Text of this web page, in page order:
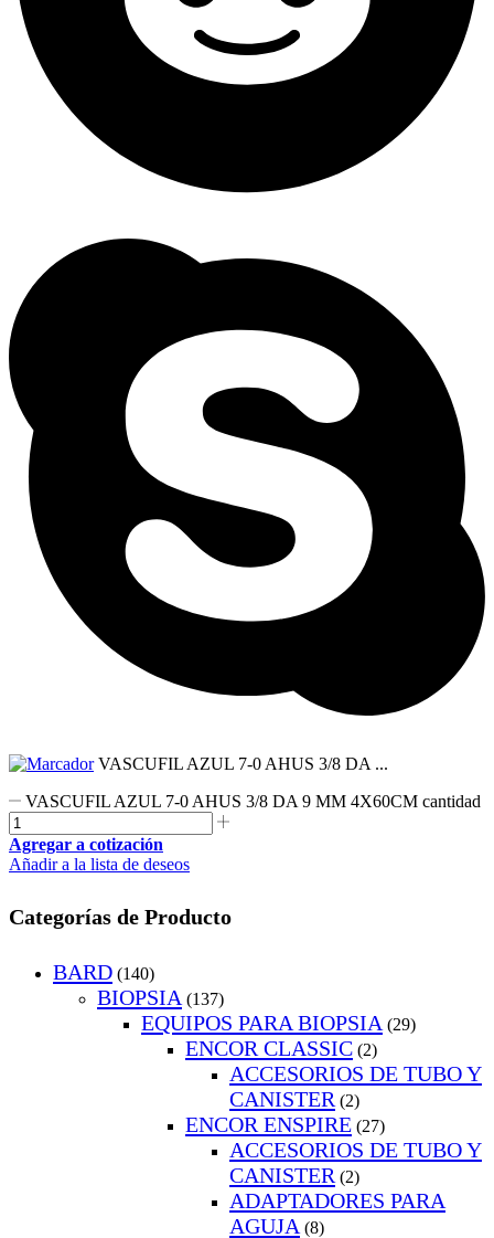
VASCUFIL AZUL 7-0 AHUS 3/8 DA ...
VASCUFIL AZUL 7-0 AHUS 3/8 DA 9 MM 4X60CM cantidad
Agregar a cotización
Añadir a la lista de deseos
Categorías de Producto
BARD (140)
BIOPSIA (137)
EQUIPOS PARA BIOPSIA (29)
ENCOR CLASSIC (2)
ACCESORIOS DE TUBO Y
CANISTER (2)
ENCOR ENSPIRE (27)
ACCESORIOS DE TUBO Y
CANISTER (2)
ADAPTADORES PARA
AGUJA (8)